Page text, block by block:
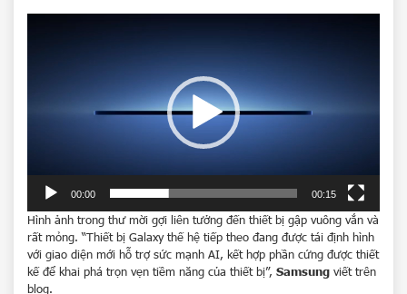
00:00 00:15
Hình ảnh trong thư mời gợi liên tưởng đến thiết bị gập vuông vắn và
rất mỏng. “Thiết bị Galaxy thế hệ tiếp theo đang được tái định hình
với giao diện mới hỗ trợ sức mạnh AI, kết hợp phần cứng được thiết
kế để khai phá trọn vẹn tiềm năng của thiết bị”, Samsung viết trên
blog.